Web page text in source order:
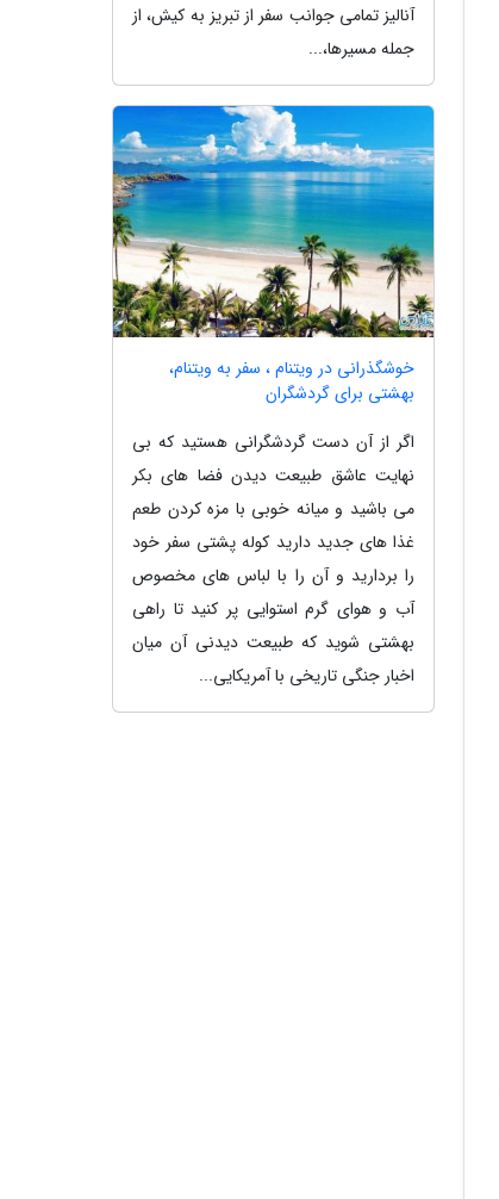
آنالیز تمامی جوانب سفر از تبریز به کیش، از
جمله مسیرها،...
خوشگذرانی در ویتنام ، سفر به ویتنام،
بهشتی برای گردشگران
اگر از آن دست گردشگرانی هستید که بی
نهایت عاشق طبیعت دیدن فضا های بکر
می باشید و میانه خوبی با مزه کردن طعم
غذا های جدید دارید کوله پشتی سفر خود
را بردارید و آن را با لباس های مخصوص
آب و هوای گرم استوایی پر کنید تا راهی
بهشتی شوید که طبیعت دیدنی آن میان
اخبار جنگی تاریخی با آمریکایی...